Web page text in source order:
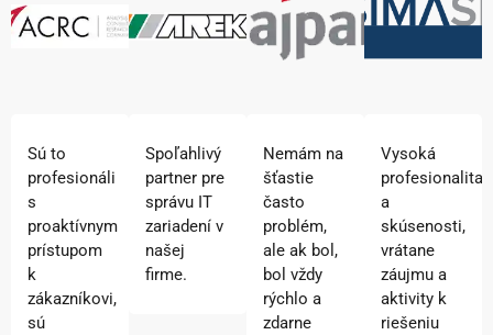
Sú to
profesionáli
s
proaktívnym
prístupom
k
zákazníkovi,
sú
Spoľahlivý
partner pre
správu IT
zariadení v
našej
firme.
Nemám na
šťastie
často
problém,
ale ak bol,
bol vždy
rýchlo a
zdarne
Vysoká
profesionalita
a
skúsenosti,
vrátane
záujmu a
aktivity k
riešeniu